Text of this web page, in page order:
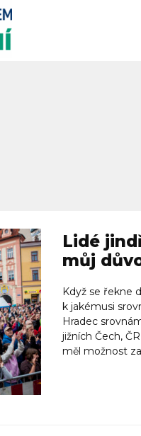
Lidé
můj
Když se řekne
k jakémusi
Hradec
jižních Čech,
měl možnost